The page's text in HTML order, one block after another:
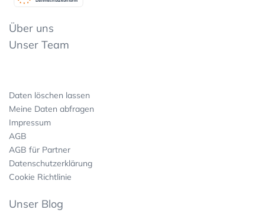
Über uns
Unser Team
Daten löschen lassen
Meine Daten abfragen
Impressum
AGB
AGB für Partner
Datenschutzerklärung
Cookie Richtlinie
Unser Blog